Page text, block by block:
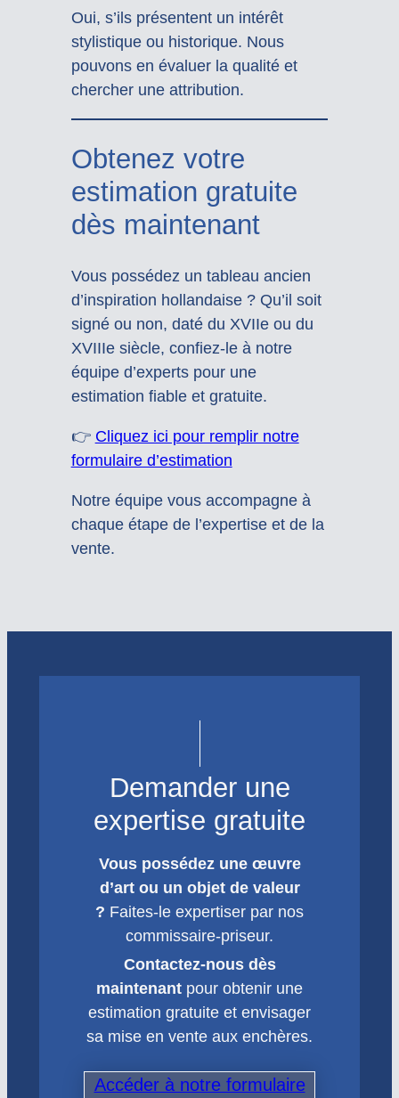
Oui, s’ils présentent un intérêt
stylistique ou historique. Nous
pouvons en évaluer la qualité et
chercher une attribution.
Obtenez votre
estimation gratuite
dès maintenant
Vous possédez un tableau ancien
d’inspiration hollandaise ? Qu’il soit
signé ou non, daté du XVIIe ou du
XVIIIe siècle, confiez-le à notre
équipe d’experts pour une
estimation fiable et gratuite.
👉 Cliquez ici pour remplir notre
formulaire d’estimation
Notre équipe vous accompagne à
chaque étape de l’expertise et de la
vente.
Demander une
expertise gratuite
Vous possédez une œuvre
d’art ou un objet de valeur
? Faites-le expertiser par nos
commissaire-priseur.
Contactez-nous dès
maintenant pour obtenir une
estimation gratuite et envisager
sa mise en vente aux enchères.
Accéder à notre formulaire